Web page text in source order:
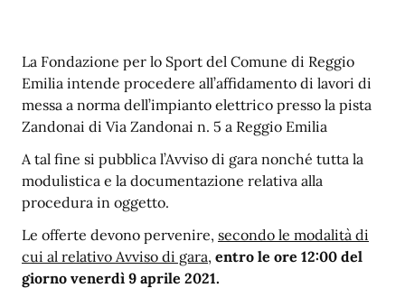
La Fondazione per lo Sport del Comune di Reggio
Emilia intende procedere all’affidamento di lavori di
messa a norma dell’impianto elettrico presso la pista
Zandonai di Via Zandonai n. 5 a Reggio Emilia
A tal fine si pubblica l’Avviso di gara nonché tutta la
modulistica e la documentazione relativa alla
procedura in oggetto.
Le offerte devono pervenire, secondo le modalità di
cui al relativo Avviso di gara, entro le ore 12:00 del
giorno venerdì 9 aprile 2021.